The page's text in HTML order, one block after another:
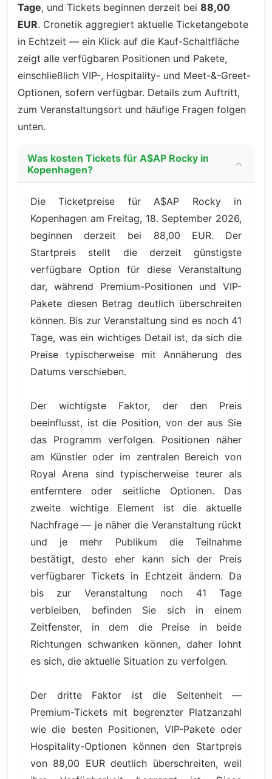
Tage, und Tickets beginnen derzeit bei 88,00
EUR. Cronetik aggregiert aktuelle Ticketangebote
in Echtzeit — ein Klick auf die Kauf-Schaltfläche
zeigt alle verfügbaren Positionen und Pakete,
einschließlich VIP-, Hospitality- und Meet-&-Greet-
Optionen, sofern verfügbar. Details zum Auftritt,
zum Veranstaltungsort und häufige Fragen folgen
unten.
Was kosten Tickets für A$AP Rocky in
Kopenhagen?
Die Ticketpreise für A$AP Rocky in
Kopenhagen am Freitag, 18. September 2026,
beginnen derzeit bei 88,00 EUR. Der
Startpreis stellt die derzeit günstigste
verfügbare Option für diese Veranstaltung
dar, während Premium-Positionen und VIP-
Pakete diesen Betrag deutlich überschreiten
können. Bis zur Veranstaltung sind es noch 41
Tage, was ein wichtiges Detail ist, da sich die
Preise typischerweise mit Annäherung des
Datums verschieben.
Der wichtigste Faktor, der den Preis
beeinflusst, ist die Position, von der aus Sie
das Programm verfolgen. Positionen näher
am Künstler oder im zentralen Bereich von
Royal Arena sind typischerweise teurer als
entferntere oder seitliche Optionen. Das
zweite wichtige Element ist die aktuelle
Nachfrage — je näher die Veranstaltung rückt
und je mehr Publikum die Teilnahme
bestätigt, desto eher kann sich der Preis
verfügbarer Tickets in Echtzeit ändern. Da
bis zur Veranstaltung noch 41 Tage
verbleiben, befinden Sie sich in einem
Zeitfenster, in dem die Preise in beide
Richtungen schwanken können, daher lohnt
es sich, die aktuelle Situation zu verfolgen.
Der dritte Faktor ist die Seltenheit —
Premium-Tickets mit begrenzter Platzanzahl
wie die besten Positionen, VIP-Pakete oder
Hospitality-Optionen können den Startpreis
von 88,00 EUR deutlich überschreiten, weil